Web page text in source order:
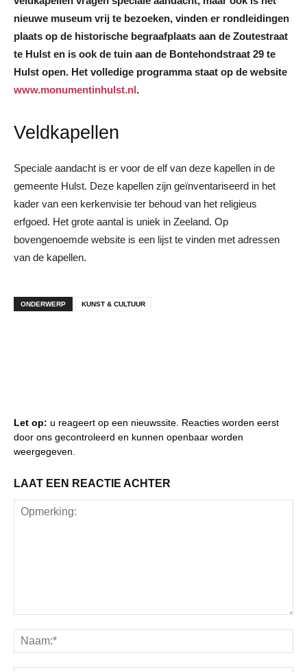
nieuwe museum vrij te bezoeken, vinden er rondleidingen
plaats op de historische begraafplaats aan de Zoutestraat
te Hulst en is ook de tuin aan de Bontehondstraat 29 te
Hulst open. Het volledige programma staat op de website
www.monumentinhulst.nl.
Veldkapellen
Speciale aandacht is er voor de elf van deze kapellen in de
gemeente Hulst. Deze kapellen zijn geïnventariseerd in het
kader van een kerkenvisie ter behoud van het religieus
erfgoed. Het grote aantal is uniek in Zeeland. Op
bovengenoemde website is een lijst te vinden met adressen
van de kapellen.
ONDERWERP KUNST & CULTUUR
Let op: u reageert op een nieuwssite. Reacties worden eerst
door ons gecontroleerd en kunnen openbaar worden
weergegeven.
LAAT EEN REACTIE ACHTER